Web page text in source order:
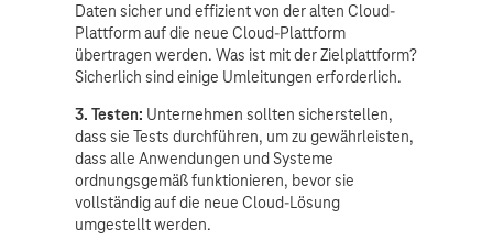
Daten sicher und effizient von der alten Cloud-
Plattform auf die neue Cloud-Plattform
übertragen werden. Was ist mit der Zielplattform?
Sicherlich sind einige Umleitungen erforderlich.
3. Testen: Unternehmen sollten sicherstellen,
dass sie Tests durchführen, um zu gewährleisten,
dass alle Anwendungen und Systeme
ordnungsgemäß funktionieren, bevor sie
vollständig auf die neue Cloud-Lösung
umgestellt werden.